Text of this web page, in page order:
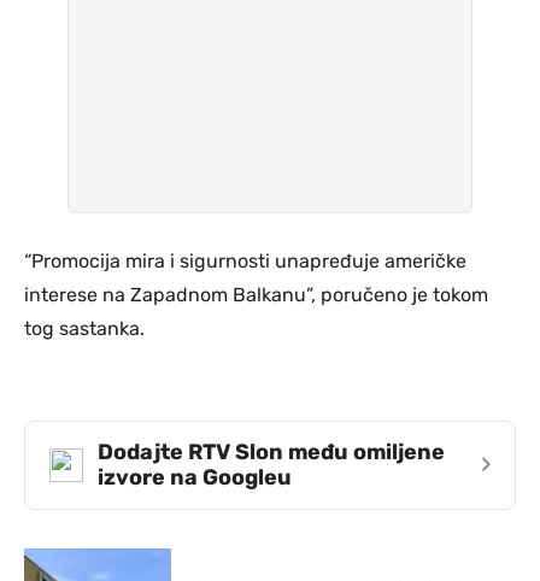
“Promocija mira i sigurnosti unapređuje američke
interese na Zapadnom Balkanu”, poručeno je tokom
tog sastanka.
Dodajte RTV Slon među omiljene
izvore na Googleu
›